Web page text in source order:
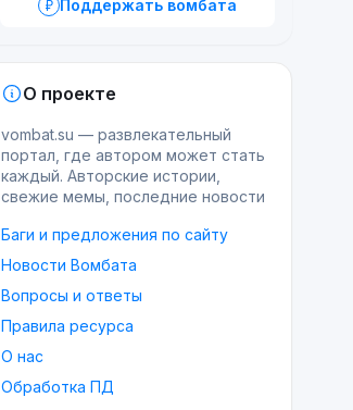
Поддержать вомбата
О проекте
vombat.su — развлекательный
портал, где автором может стать
каждый. Авторские истории,
свежие мемы, последние новости
Баги и предложения по сайту
Новости Вомбата
Вопросы и ответы
Правила ресурса
О нас
Обработка ПД